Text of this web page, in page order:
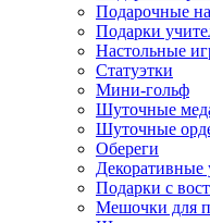
Подарочные
Подарки
Настольные
Статуэтки
Мини-гольф
Шуточные
Шуточные
Обереги
Декоративные
Подарки с
Мешочки для